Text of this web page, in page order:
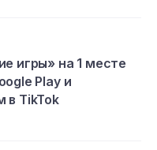
игры» на 1 месте
Play и
в TikTok